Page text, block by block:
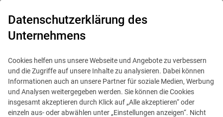
Datenschutzerklärung des
Unternehmens
Cookies helfen uns unsere Webseite und Angebote zu verbessern
und die Zugriffe auf unsere Inhalte zu analysieren. Dabei können
Informationen auch an unsere Partner für soziale Medien, Werbung
und Analysen weitergegeben werden. Sie können die Cookies
insgesamt akzeptieren durch Klick auf „Alle akzeptieren“ oder
einzeln aus- oder abwählen unter „Einstellungen anzeigen“. Nicht